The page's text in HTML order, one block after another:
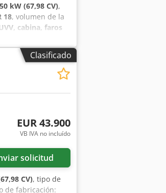
50 kW (67,98 CV),
18, volumen de la
cabina, faros
70 R18, Caja de
rápido hidráulico,
Clasificado
EUR 43.900
VB IVA no incluído
solicitud
CV), tipo de
de fabricación: